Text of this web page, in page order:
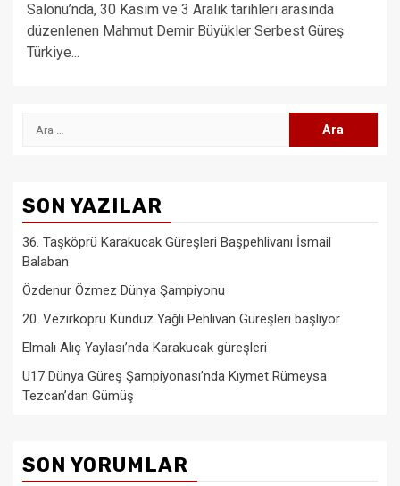
Salonu’nda, 30 Kasım ve 3 Aralık tarihleri arasında
düzenlenen Mahmut Demir Büyükler Serbest Güreş
Türkiye...
Arama:
SON YAZILAR
36. Taşköprü Karakucak Güreşleri Başpehlivanı İsmail
Balaban
Özdenur Özmez Dünya Şampiyonu
20. Vezirköprü Kunduz Yağlı Pehlivan Güreşleri başlıyor
Elmalı Alıç Yaylası’nda Karakucak güreşleri
U17 Dünya Güreş Şampiyonası’nda Kıymet Rümeysa
Tezcan’dan Gümüş
SON YORUMLAR